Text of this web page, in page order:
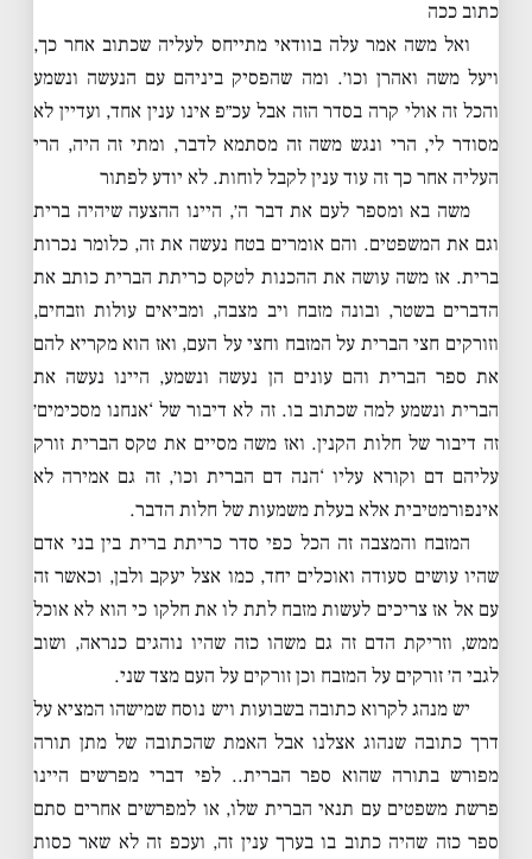
כתוב ככה
ואל משה אמר עלה בוודאי מתייחס לעליה שכתוב אחר כך,
ויעל משה ואהרן וכו׳. ומה שהפסיק ביניהם עם הנעשה ונשמע
והכל זה אולי קרה בסדר הזה אבל עכ״פ אינו ענין אחד, ועדיין לא
מסודר לי, הרי ונגש משה זה מסתמא לדבר, ומתי זה היה, הרי
העליה אחר כך זה עוד ענין לקבל לוחות. לא יודע לפתור
משה בא ומספר לעם את דבר ה׳, היינו ההצעה שיהיה ברית
וגם את המשפטים. והם אומרים בטח נעשה את זה, כלומר נכרות
ברית. אז משה עושה את ההכנות לטקס כריתת הברית כותב את
הדברים בשטר, ובונה מזבח ויב מצבה, ומביאים עולות וזבחים,
וזורקים חצי הברית על המזבח וחצי על העם, ואז הוא מקריא להם
את ספר הברית והם עונים הן נעשה ונשמע, היינו נעשה את
הברית ונשמע למה שכתוב בו. זה לא דיבור של ‘אנחנו מסכימים׳
זה דיבור של חלות הקנין. ואז משה מסיים את טקס הברית זורק
עליהם דם וקורא עליו ‘הנה דם הברית וכו׳, זה גם אמירה לא
אינפורמטיבית אלא בעלת משמעות של חלות הדבר.
המזבח והמצבה זה הכל כפי סדר כריתת ברית בין בני אדם
שהיו עושים סעודה ואוכלים יחד, כמו אצל יעקב ולבן, וכאשר זה
עם אל אז צריכים לעשות מזבח לתת לו את חלקו כי הוא לא אוכל
ממש, וזריקת הדם זה גם משהו כזה שהיו נוהגים כנראה, ושוב
לגבי ה׳ זורקים על המזבח וכן זורקים על העם מצד שני.
יש מנהג לקרוא כתובה בשבועות ויש נוסח שמישהו המציא על
דרך כתובה שנהוג אצלנו אבל האמת שהכתובה של מתן תורה
מפורש בתורה שהוא ספר הברית.. לפי דברי מפרשים היינו
פרשת משפטים עם תנאי הברית שלו, או למפרשים אחרים סתם
ספר כזה שהיה כתוב בו בערך ענין זה, ועכפ זה לא שאר כסות